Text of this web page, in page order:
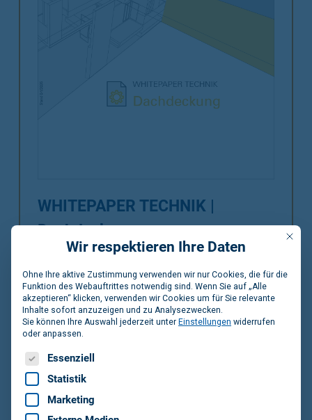
WHITEPAPER TECHNIK |
Dachdeckung
Der geringe Wartungsaufwand, hohe
Windsogsicherheit und die schnelle
Niederschlagsableitung sprechen für das geneigte
Dach. Entscheidend für das dauerhafte
Funktionieren des Dachs sind jedoch der technisch
richtige äußere Dachschichtenaufbau und die
sondern auch den darunterliegenden
Funktionsschichten wie Unterspannung oder
Unterdeckung kommt große Bedeutung zu. Das
Whitepaper wurde im April 2025 aktualisiert. Dabei
Mit
Wir respektieren Ihre Daten
Ohne Ihre aktive Zustimmung verwenden wir nur Cookies, die für die
Funktion des Webauftrittes notwendig sind. Wenn Sie auf „Alle
akzeptieren“ klicken, verwenden wir Cookies um für Sie relevante
Inhalte sofort anzuzeigen und zu Analysezwecken.
Sie können Ihre Auswahl jederzeit unter Einstellungen widerrufen
oder anpassen.
Es folgt eine Liste der Service-Gruppen, für die eine
Essenziell
Statistik
Marketing